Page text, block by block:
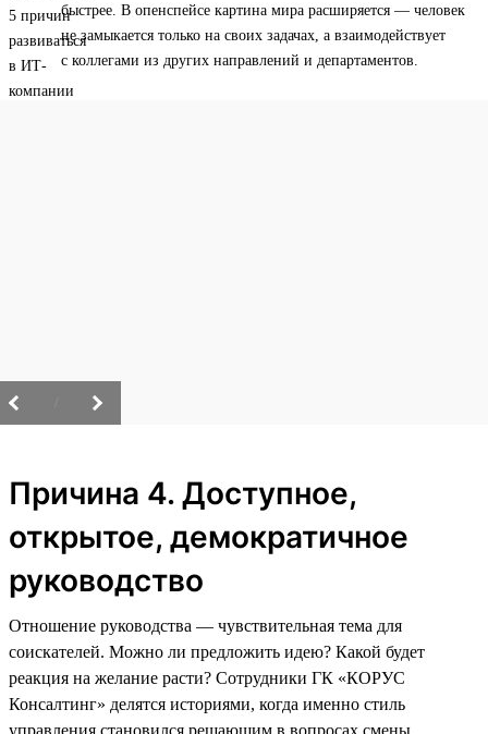
быстрее. В опенспейсе картина мира расширяется — человек
не замыкается только на своих задачах, а взаимодействует
с коллегами из других направлений и департаментов.
Причина 4. Доступное,
открытое, демократичное
руководство
Отношение руководства — чувствительная тема для
соискателей. Можно ли предложить идею? Какой будет
реакция на желание расти? Сотрудники ГК «КОРУС
Консалтинг» делятся историями, когда именно стиль
управления становился решающим в вопросах смены